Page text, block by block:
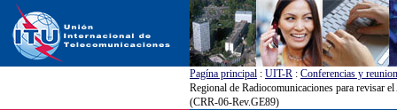
Pagína principal : UIT-R : Conferencias y
Regional de Radiocomunicaciones para revisar
(CRR-06-Rev.GE89)